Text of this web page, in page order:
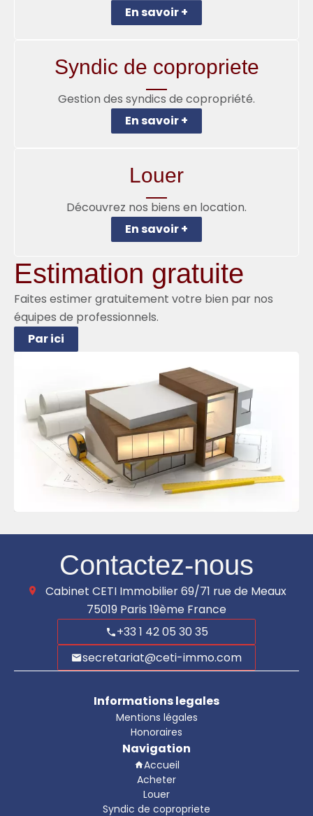
En savoir +
Syndic de copropriete
Gestion des syndics de copropriété.
En savoir +
Louer
Découvrez nos biens en location.
En savoir +
Estimation gratuite
Faites estimer gratuitement votre bien par nos
équipes de professionnels.
Par ici
Contactez-nous
Cabinet CETI Immobilier69/71 rue de Meaux
75019 Paris 19ème France
+33 1 42 05 30 35
secretariat@ceti-immo.com
Informations legales
Mentions légales
Honoraires
Navigation
Accueil
Acheter
Louer
Syndic de copropriete